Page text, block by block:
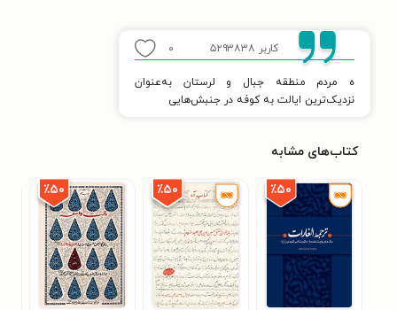
کاربر ۵۲۹۳۸۳۸ ۰
ه مردم منطقه جبال و لرستان به‌عنوان
نزدیک‌ترین ایالت به کوفه در جنبش‌هایی
کتاب‌های مشابه
٪۵۰ ٪۵۰ ٪۵۰